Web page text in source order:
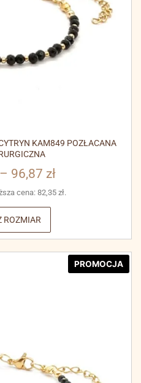
KAM849 POZŁACANA
– 96,87 zł
cena: 82,35 zł.
ROZMIAR
PROMOCJA